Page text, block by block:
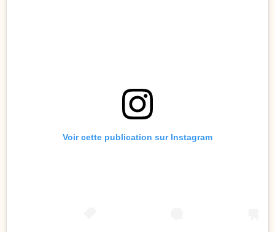
Voir cette publication sur Instagram